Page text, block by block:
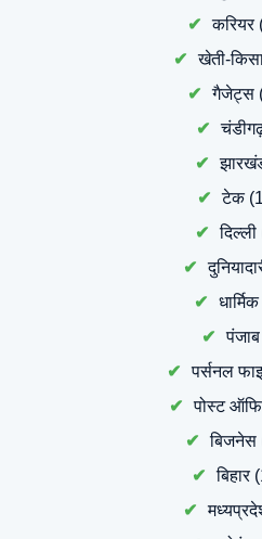
करियर
खेती-
गैजेट्स
टेक
दिल्ली
धार्मिक
पंजाब
पर्सनल
पोस्ट
बिजनेस
बिहार